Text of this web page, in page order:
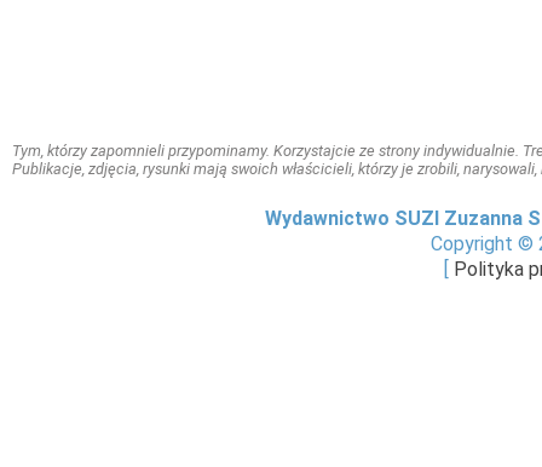
Tym, którzy zapomnieli przypominamy. Korzystajcie ze strony indywidualnie.
Publikacje, zdjęcia, rysunki mają swoich właścicieli, którzy je zrobili,
Wydawnictwo SUZI Zuzanna
Copyright ©
Polityka